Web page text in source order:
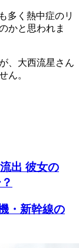
多く熱中症のリ
かと思われま
、大西流星さん
ん。
出 彼女の
・新幹線の